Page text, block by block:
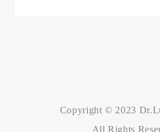
Copyright © 2023
All Rights